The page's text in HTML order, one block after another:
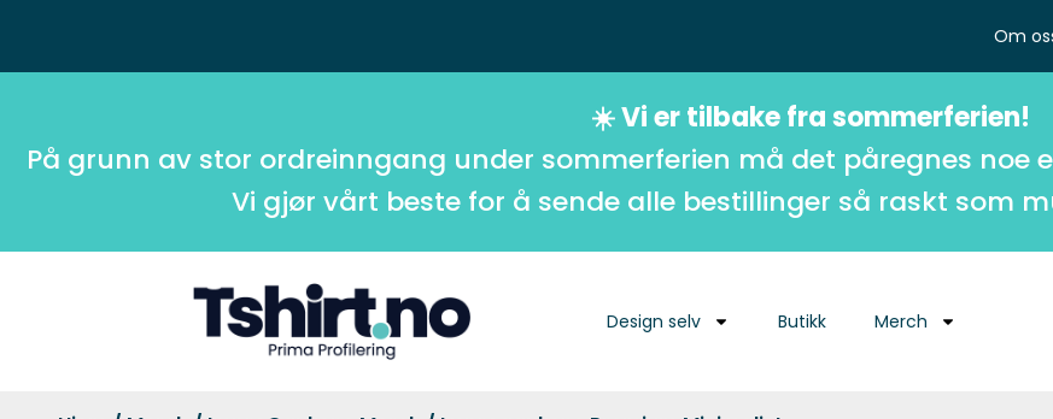
Om
☀️ Vi er tilbake fra sommerferien!
På grunn av stor ordreinngang under sommerferien må det påregnes
Vi gjør vårt beste for å sende alle bestillinger så raskt som
Design selv Butikk Merch